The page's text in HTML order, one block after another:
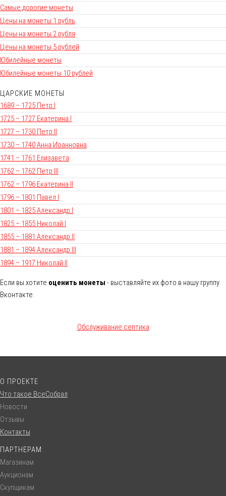
Самые дорогие монеты
Цены на монеты 1 рубль
Цены на монеты 2 рубля
Цены на монеты 5 рублей
Юбилейные монеты
Юбилейные монеты 10 рублей
ЦАРСКИЕ МОНЕТЫ
1689 – 1725 Петр I
1725 – 1727 Екатерина I
1727 – 1730 Петр II
1730 – 1740 Анна Иоанновна
1741 – 1761 Елизавета
1762 – 1762 Петр III
1762 – 1796 Екатерина II
1796 – 1801 Павел I
1801 – 1825 Александр I
1825 – 1855 Николай I
1855 – 1881 Александр II
1881 – 1894 Александр III
1894 – 1917 Николай II
Если вы хотите оценить монеты - выставляйте их фото в нашу группу
Вконтакте.
Обслуживание септика
О ПРОЕКТЕ
Что такое ВсеСобрал
Новости
Отзывы
Контакты
ПАРТНЕРАМ
Магазинам
Аукционам
Скупщикам